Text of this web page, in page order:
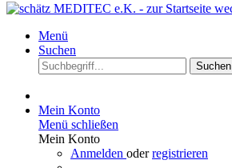
Menü
Suchen
Suchen
Mein Konto
Menü schließen
Mein Konto
Anmelden oderregistrieren